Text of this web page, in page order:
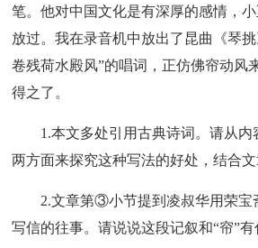
笔。他对中国文化是有深厚的感情，
放过。我在录音机中放出了昆曲《琴
卷残荷水殿风”的唱词，正仿佛帘动风
得之了。
1.本文多处引用古典诗词。请从
两方面来探究这种写法的好处，结合
2.文章第③小节提到凌叔华用荣宝
写信的往事。请说说这段记叙和“帘”